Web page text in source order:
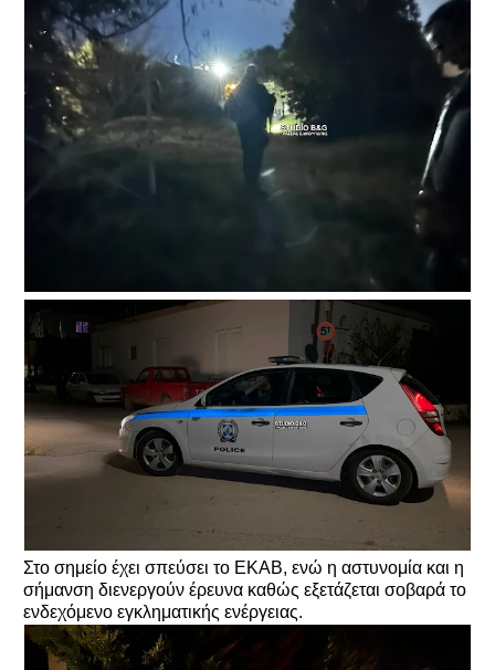
Στο σημείο έχει σπεύσει το ΕΚΑΒ, ενώ η αστυνομία και η
σήμανση διενεργούν έρευνα καθώς εξετάζεται σοβαρά το
ενδεχόμενο εγκληματικής ενέργειας.